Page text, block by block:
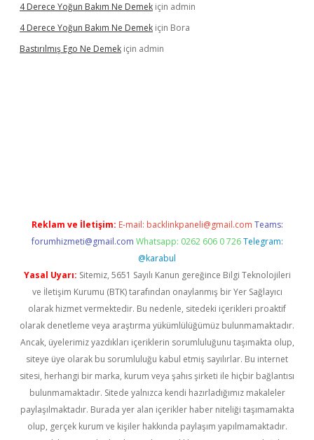
4 Derece Yoğun Bakım Ne Demek için admin
4 Derece Yoğun Bakım Ne Demek için Bora
Bastırılmış Ego Ne Demek için admin
Reklam ve İletişim: E-mail: backlinkpaneli@gmail.com Teams:
forumhizmeti@gmail.com Whatsapp: 0262 606 0 726 Telegram:
@karabul
Yasal Uyarı: Sitemiz, 5651 Sayılı Kanun gereğince Bilgi Teknolojileri
ve İletişim Kurumu (BTK) tarafından onaylanmış bir Yer Sağlayıcı
olarak hizmet vermektedir. Bu nedenle, sitedeki içerikleri proaktif
olarak denetleme veya araştırma yükümlülüğümüz bulunmamaktadır.
Ancak, üyelerimiz yazdıkları içeriklerin sorumluluğunu taşımakta olup,
siteye üye olarak bu sorumluluğu kabul etmiş sayılırlar. Bu internet
sitesi, herhangi bir marka, kurum veya şahıs şirketi ile hiçbir bağlantısı
bulunmamaktadır. Sitede yalnızca kendi hazırladığımız makaleler
paylaşılmaktadır. Burada yer alan içerikler haber niteliği taşımamakta
olup, gerçek kurum ve kişiler hakkında paylaşım yapılmamaktadır.